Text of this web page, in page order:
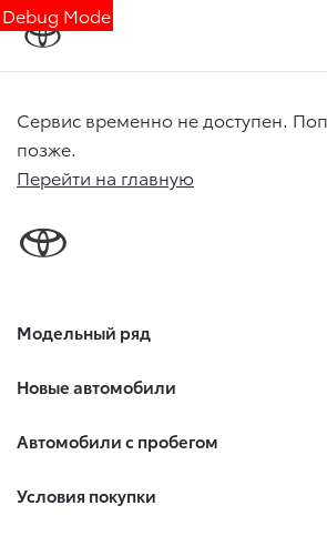
Debug Mode
Сервис временно не доступен.
позже.
Перейти на главную
Модельный ряд
Новые автомобили
Автомобили с пробегом
Условия покупки